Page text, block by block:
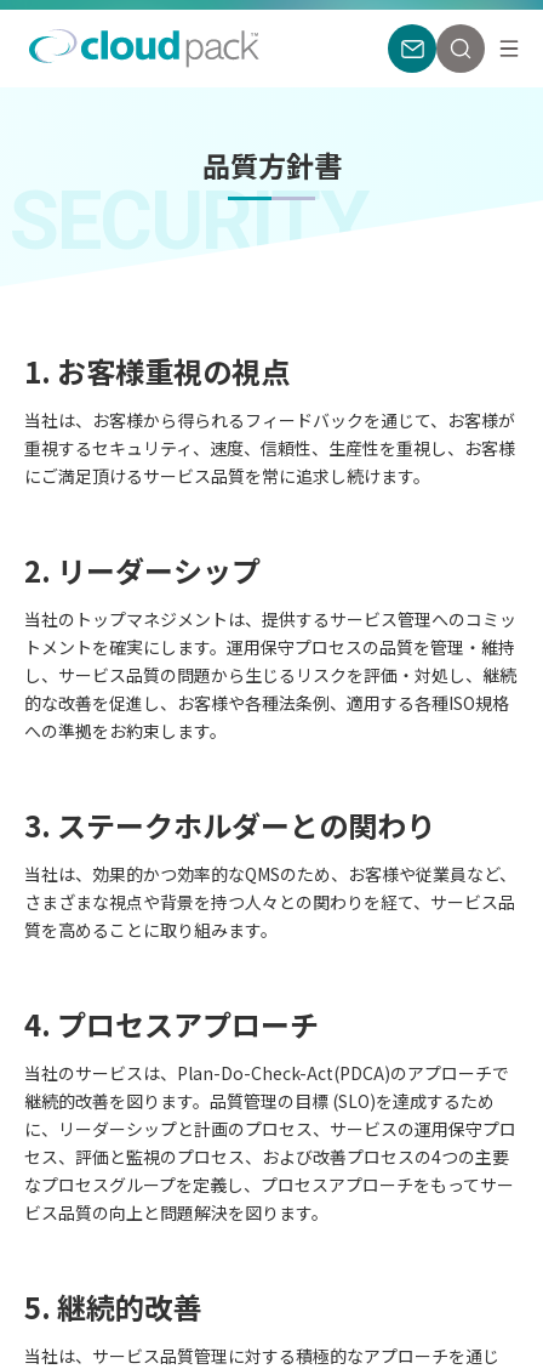
品質方針書
SECURITY
1. お客様重視の視点
当社は、お客様から得られるフィードバックを通じて、お客様が
重視するセキュリティ、速度、信頼性、生産性を重視し、お客様
にご満足頂けるサービス品質を常に追求し続けます。
2. リーダーシップ
当社のトップマネジメントは、提供するサービス管理へのコミッ
トメントを確実にします。運用保守プロセスの品質を管理・維持
し、サービス品質の問題から生じるリスクを評価・対処し、継続
的な改善を促進し、お客様や各種法条例、適用する各種ISO規格
への準拠をお約束します。
3. ステークホルダーとの関わり
当社は、効果的かつ効率的なQMSのため、お客様や従業員など、
さまざまな視点や背景を持つ人々との関わりを経て、サービス品
質を高めることに取り組みます。
4. プロセスアプローチ
当社のサービスは、Plan-Do-Check-Act(PDCA)のアプローチで
継続的改善を図ります。品質管理の目標 (SLO)を達成するため
に、リーダーシップと計画のプロセス、サービスの運用保守プロ
セス、評価と監視のプロセス、および改善プロセスの4つの主要
なプロセスグループを定義し、プロセスアプローチをもってサー
ビス品質の向上と問題解決を図ります。
5. 継続的改善
当社は、サービス品質管理に対する積極的なアプローチを通じ